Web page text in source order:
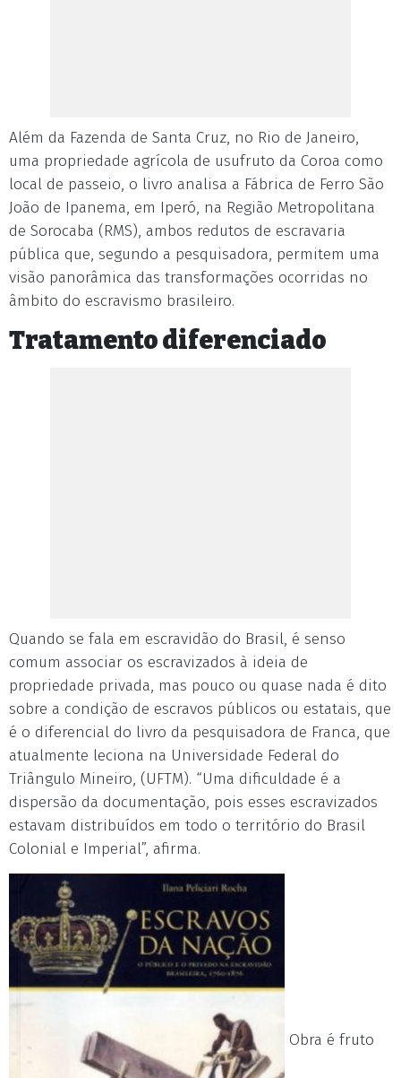
Além da Fazenda de Santa Cruz, no Rio de Janeiro,
uma propriedade agrícola de usufruto da Coroa como
local de passeio, o livro analisa a Fábrica de Ferro São
João de Ipanema, em Iperó, na Região Metropolitana
de Sorocaba (RMS), ambos redutos de escravaria
pública que, segundo a pesquisadora, permitem uma
visão panorâmica das transformações ocorridas no
âmbito do escravismo brasileiro.
Tratamento diferenciado
Quando se fala em escravidão do Brasil, é senso
comum associar os escravizados à ideia de
propriedade privada, mas pouco ou quase nada é dito
sobre a condição de escravos públicos ou estatais, que
é o diferencial do livro da pesquisadora de Franca, que
atualmente leciona na Universidade Federal do
Triângulo Mineiro, (UFTM). “Uma dificuldade é a
dispersão da documentação, pois esses escravizados
estavam distribuídos em todo o território do Brasil
Colonial e Imperial”, afirma.
Obra é fruto